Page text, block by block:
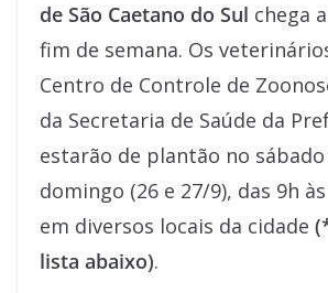
de São Caetano do Sul chega
fim de semana. Os
Centro de Controle de
da Secretaria de Saúde da
estarão de plantão no sábado
domingo (26 e 27/9), das 9h
em diversos locais da cidade
lista abaixo).